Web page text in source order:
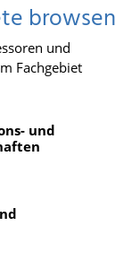
browsen
und
Fachgebiet
und